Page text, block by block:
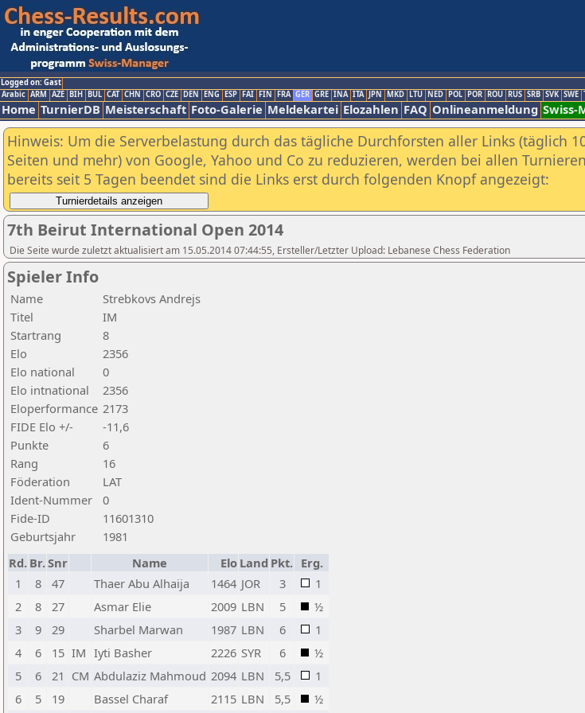
Logged on: Gast
Arabic ARM AZE BIH BUL CAT CHN CRO CZE DEN ENG ESP FAI FIN FRA GER GRE INA ITA JPN MKD LTU NED POL POR ROU RUS SRB SVK SWE
Home TurnierDB Meisterschaft Foto-Galerie Meldekartei Elozahlen FAQ Onlineanmeldung Swiss-
Hinweis: Um die Serverbelastung durch das tägliche Durchforsten aller Links (täglich
Seiten und mehr) von Google, Yahoo und Co zu reduzieren, werden bei allen
bereits seit 5 Tagen beendet sind die Links erst durch folgenden Knopf angezeigt:
7th Beirut International Open 2014
Die Seite wurde zuletzt aktualisiert am 15.05.2014 07:44:55, Ersteller/Letzter Upload: Lebanese Chess Federation
Spieler Info
Name
Strebkovs Andrejs
Titel
IM
Startrang
8
Elo
2356
Elo national
0
Elo intnational
2356
Eloperformance 2173
FIDE Elo +/-
-11,6
Punkte
6
Rang
16
Föderation
LAT
Ident-Nummer
0
Fide-ID
11601310
Geburtsjahr
1981
Rd. Br.Snr Name Elo Land Pkt. Erg.
1
8 47 Thaer Abu Alhaija 1464 JOR 3
1
2
8 27 Asmar Elie 2009 LBN 5
½
3
9 29 Sharbel Marwan 1987 LBN 6
1
4
6 15 IM Iyti Basher 2226 SYR 6
½
5
6 21 CM Abdulaziz Mahmoud 2094 LBN 5,5
1
6
5 19 Bassel Charaf 2115 LBN 5,5 ½